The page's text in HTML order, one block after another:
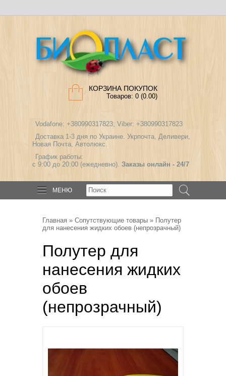
КОРЗИНА ПОКУПОК
Товаров: 0 (0.00)
Vodafone: +380990317823; Viber: +380990317823
Доставка 1-3 дня по Украине. Укрпочта, Деливери,
Новая Почта, Автолюкс.
График работы:
с 9:00 до 20:00 (ежедневно). Заказы онлайн - 24/7
МЕНЮ
Главная » Сопутствующие товары » Полутер
для нанесения жидких обоев (непрозрачный)
Полутер для
нанесения жидких
обоев
(непрозрачный)